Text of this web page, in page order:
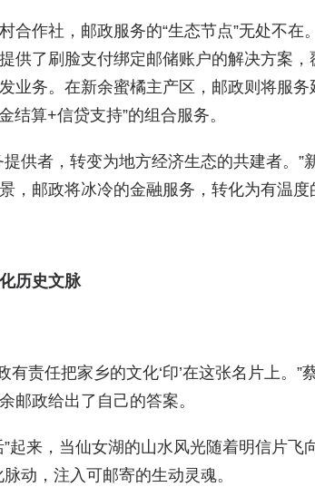
合作社，邮政服务的“生态节点”无处不在
供了刷脸支付绑定邮储账户的解决方案
业务。在新余蜜橘主产区，邮政则将服
结算+信贷支持”的组合服务。
供者，转变为地方经济生态的共建者。”
，邮政将冰冷的金融服务，转化为有温度
历史文脉
有责任把家乡的文化‘印’在这张名片上。”
邮政给出了自己的答案。
”起来，当仙女湖的山水风光随着明信片
动，注入可邮寄的生动灵魂。